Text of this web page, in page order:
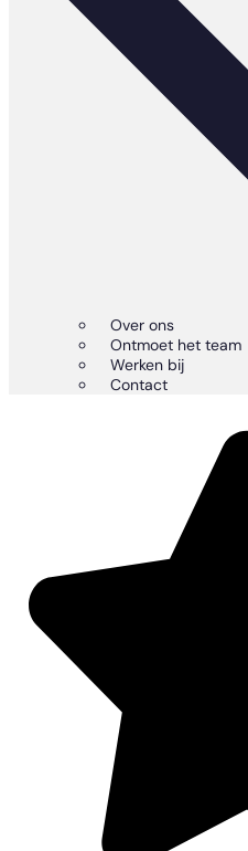
Over ons
Ontmoet het team
Werken bij
Contact